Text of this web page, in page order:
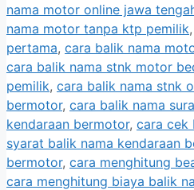
nama motor online jawa
nama motor tanpa ktp pemilik,
pertama, cara balik nama
cara balik nama stnk motor
pemilik, cara balik nama stnk
bermotor, cara balik nama
kendaraan bermotor, cara cek
syarat balik nama kendaraan
bermotor, cara menghitung
cara menghitung biaya balik